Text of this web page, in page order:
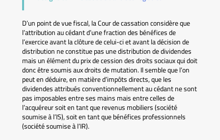
D’un point de vue fiscal, la Cour de cassation considère que
l’attribution au cédant d’une fraction des bénéfices de
l’exercice avant la clôture de celui-ci et avant la décision de
distribution ne constitue pas une distribution de dividendes
mais un élément du prix de cession des droits sociaux qui doit
donc être soumis aux droits de mutation. Il semble que l’on
peut en déduire, en matière d’impôts directs, que les
dividendes attribués conventionnellement au cédant ne sont
pas imposables entre ses mains mais entre celles de
l’acquéreur soit en tant que revenus mobiliers (société
soumise à l’IS), soit en tant que bénéfices professionnels
(société soumise à l’IR).